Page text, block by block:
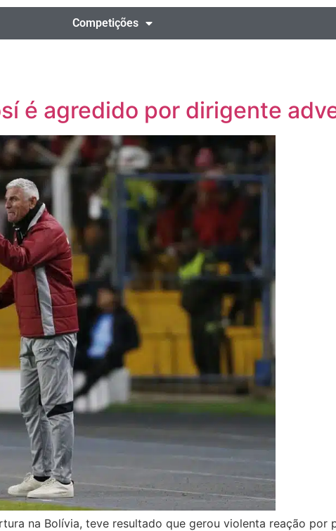
Competições
é agredido por dirigente
na Bolívia, teve resultado que gerou violenta reação por